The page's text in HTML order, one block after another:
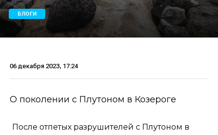
БЛОГИ
06 декабря 2023, 17:24
О поколении с Плутоном в Козероге
После отпетых разрушителей с Плутоном в